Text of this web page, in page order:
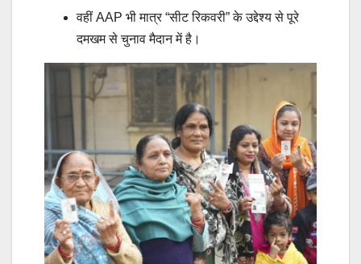
वहीं AAP भी मात्र “सीट रिकवरी” के उद्देश्य से पूरे
दमखम से चुनाव मैदान में है।